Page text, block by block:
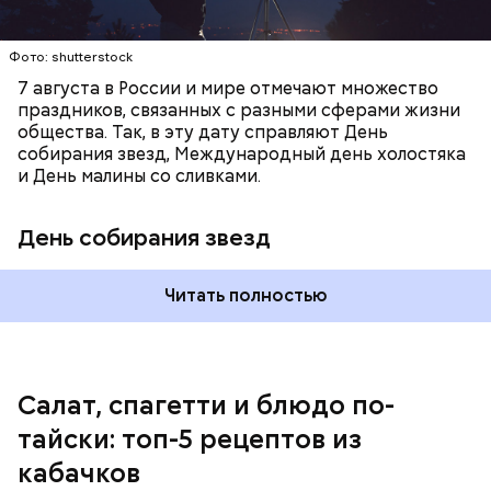
Фото: shutterstock
7 августа в России и мире отмечают множество
праздников, связанных с разными сферами жизни
общества. Так, в эту дату справляют День
собирания звезд, Международный день холостяка
и День малины со сливками.
День собирания звезд
Читать полностью
Салат, спагетти и блюдо по-
тайски: топ-5 рецептов из
кабачков
чеснок;
Однако диетолог предупредила: не для всех дыня
может быть полезна. В первую очередь ее стоит
есть с осторожностью людям:
лишним весом.